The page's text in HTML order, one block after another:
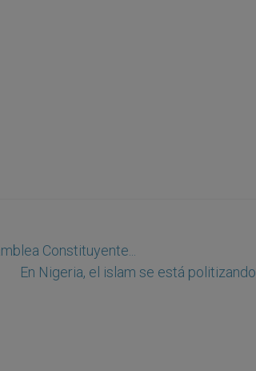
Constituyente...
En Nigeria, el islam se está politizando